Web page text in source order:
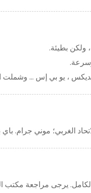
ولكن بطيئة.
، يو بي إس ... وشملت
يرجى مراجعة